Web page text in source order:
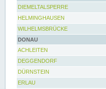
DIEMELTALSPERRE
HELMINGHAUSEN
WILHELMSBRÜCKE
DONAU
ACHLEITEN
DEGGENDORF
DÜRNSTEIN
ERLAU